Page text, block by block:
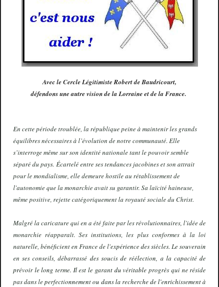
Avec le Cercle Légitimiste Robert de Baudricourt,
défendons une autre vision de la Lorraine et de la France.
En cette période troublée, la république peine à maintenir les grands
équilibres nécessaires à l’évolution de notre communauté. Elle
s’interroge même sur son identité nationale tant le pouvoir semble
séparé du pays. Écartelé entre ses tendances jacobines et son attrait
pour le mondialisme, elle demeure hostile au rétablissement de
l'autonomie que la monarchie avait su garantir. Sa laïcité haineuse,
même positive, rejette catégoriquement la royauté sociale du Christ.
Malgré la caricature qui en a été faite par les révolutionnaires, l'idée de
monarchie réapparaît. Ses institutions, les plus conformes à la loi
naturelle, bénéficient en France de l'expériencedes siècles. Le souverain
en ses conseils, débarrassé des soucis de réélection, a la capacité de
prévoir le long terme. Il est le garant du véritable progrès qui ne réside
pas dans leperfectionnement ou dansla recherchedel'enrichissementà